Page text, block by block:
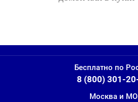
Бесплатно по
8 (800) 301-
Москва и МО